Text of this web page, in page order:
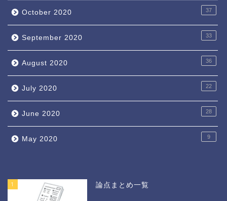
October 2020 37
September 2020 33
August 2020 36
July 2020 22
June 2020 28
May 2020 9
1 論点まとめ一覧